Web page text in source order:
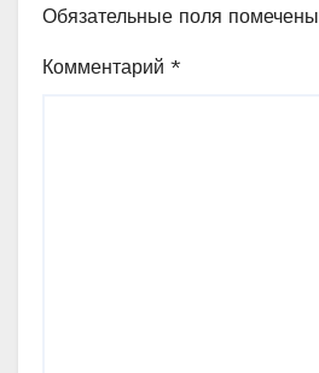
Обязательные поля помечены
Комментарий *